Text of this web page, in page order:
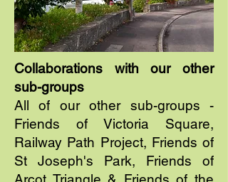
Collaborations with our other
sub-groups
All of our other sub-groups -
Friends of Victoria Square,
Railway Path Project, Friends of
St Joseph's Park, Friends of